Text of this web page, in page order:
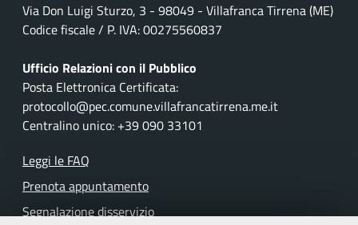
Via Don Luigi Sturzo, 3 - 98049 - Villafranca Tirrena (ME)
Codice fiscale / P. IVA: 00275560837
Ufficio Relazioni con il Pubblico
Posta Elettronica Certificata:
protocollo@pec.comune.villafrancatirrena.me.it
Centralino unico: +39 090 33101
Leggi le FAQ
Prenota appuntamento
Segnalazione disservizio